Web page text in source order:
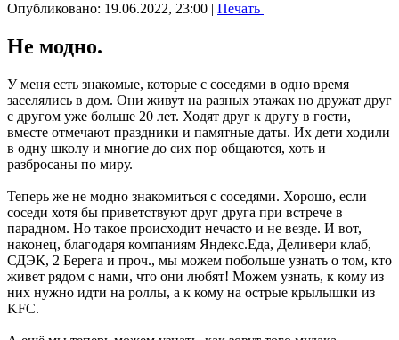
Опубликовано: 19.06.2022, 23:00 | Печать |
Не модно.
У меня есть знакомые, которые с соседями в одно время
заселялись в дом. Они живут на разных этажах но дружат друг
с другом уже больше 20 лет. Ходят друг к другу в гости,
вместе отмечают праздники и памятные даты. Их дети ходили
в одну школу и многие до сих пор общаются, хоть и
разбросаны по миру.
Теперь же не модно знакомиться с соседями. Хорошо, если
соседи хотя бы приветствуют друг друга при встрече в
парадном. Но такое происходит нечасто и не везде. И вот,
наконец, благодаря компаниям Яндекс.Еда, Деливери клаб,
СДЭК, 2 Берега и проч., мы можем побольше узнать о том, кто
живет рядом с нами, что они любят! Можем узнать, к кому из
них нужно идти на роллы, а к кому на острые крылышки из
KFC.